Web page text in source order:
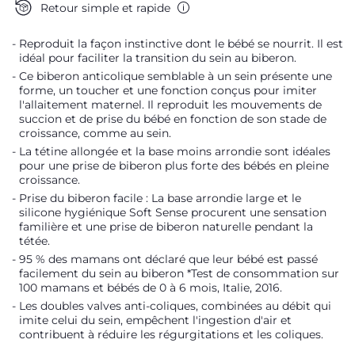
Retour simple et rapide
Reproduit la façon instinctive dont le bébé se nourrit. Il est
idéal pour faciliter la transition du sein au biberon.
Ce biberon anticolique semblable à un sein présente une
forme, un toucher et une fonction conçus pour imiter
l'allaitement maternel. Il reproduit les mouvements de
succion et de prise du bébé en fonction de son stade de
croissance, comme au sein.
La tétine allongée et la base moins arrondie sont idéales
pour une prise de biberon plus forte des bébés en pleine
croissance.
Prise du biberon facile : La base arrondie large et le
silicone hygiénique Soft Sense procurent une sensation
familière et une prise de biberon naturelle pendant la
tétée.
95 % des mamans ont déclaré que leur bébé est passé
facilement du sein au biberon *Test de consommation sur
100 mamans et bébés de 0 à 6 mois, Italie, 2016.
Les doubles valves anti-coliques, combinées au débit qui
imite celui du sein, empêchent l'ingestion d'air et
contribuent à réduire les régurgitations et les coliques.